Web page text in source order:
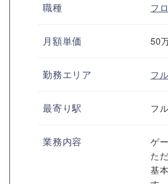
職種 フ
月額単価 50
勤務エリア フ
最寄り駅 フ
業務内容
ゲ
た
基